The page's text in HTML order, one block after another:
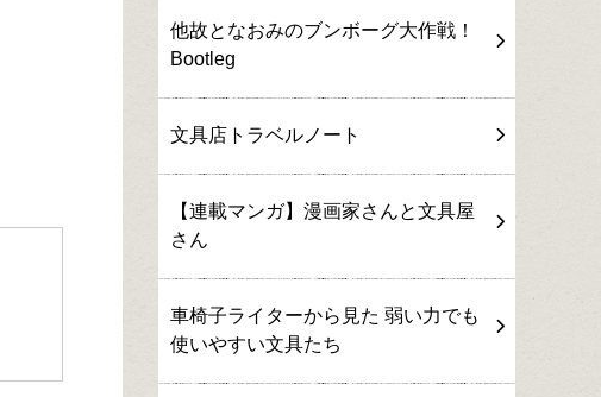
他故となおみのブンボーグ大作戦！
Bootleg
文具店トラベルノート
【連載マンガ】漫画家さんと文具屋
さん
車椅子ライターから見た 弱い力でも
使いやすい文具たち